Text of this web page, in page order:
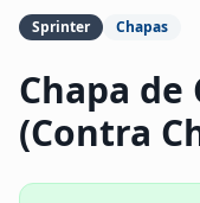
Sprinter Chapas
Chapa de
(Contra